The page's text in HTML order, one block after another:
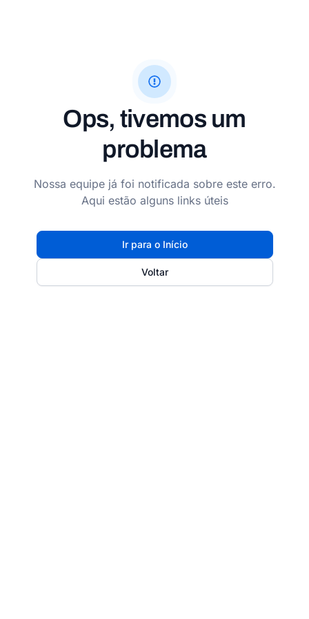
Ops, tivemos um
problema
Nossa equipe já foi notificada sobre este erro.
Aqui estão alguns links úteis
Ir para o Início
Voltar